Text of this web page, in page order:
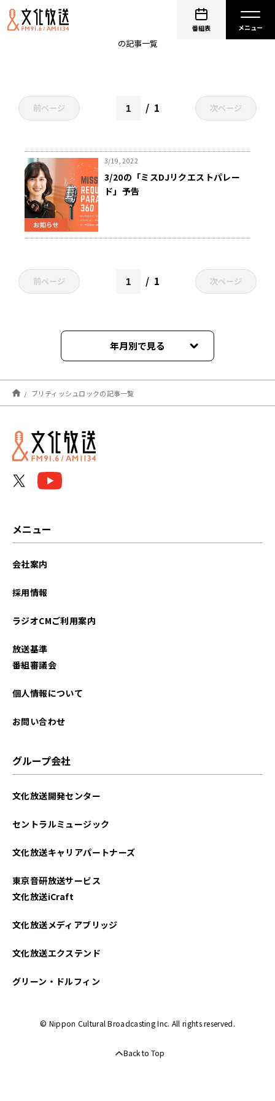
番組表
ブリティッシュロック
の記事一覧
前ページ 1 次ページ
お知らせ
3/19, 2022
3/20の「ミスDJリクエストパレー
ド」予告
前ページ 1 次ページ
年月別で見る
2022年03月
ブリティッシュロックの記事一覧
メニュー
会社案内
採用情報
ラジオCMご利用案内
放送基準
番組審議会
個人情報について
お問い合わせ
グループ会社
文化放送開発センター
セントラルミュージック
文化放送キャリアパートナーズ
東京音研放送サービス
文化放送iCraft
文化放送メディアブリッジ
文化放送エクステンド
グリーン・ドルフィン
© Nippon Cultural Broadcasting Inc. All rights reserved.
Back to Top